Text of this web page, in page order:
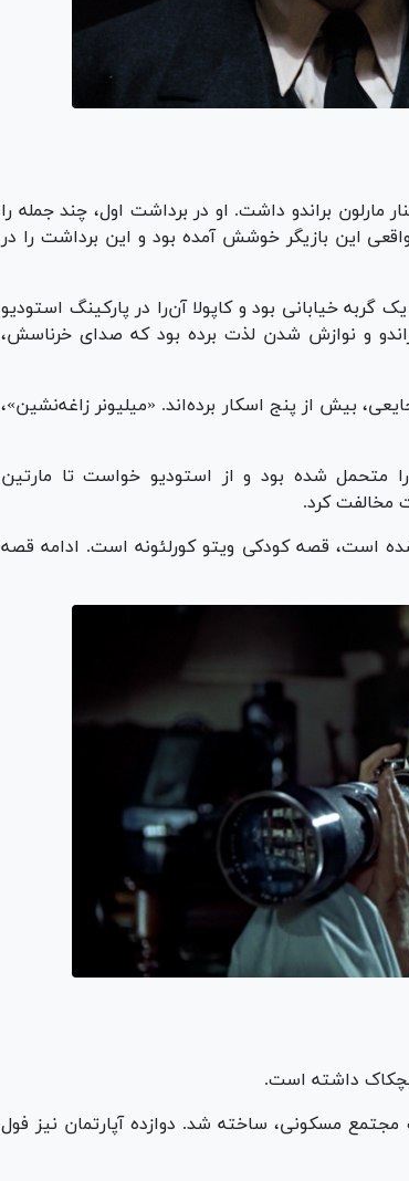
مارلون براندو داشت. او در برداشت اول، چند جمله را
این بازیگر خوشش آمده بود و این برداشت را در
خیابانی بود و کاپولا آن‌را در پارکینگ استودیو
و نوازش شدن لذت برده بود که صدای خرناسش،
بیش از پنج اسکار برده‌اند. «میلیونر زاغه‌نشین»،
متحمل شده بود و از استودیو خواست تا مارتین
مخالفت کرد.
است، قصه کودکی ویتو کورلئونه است. ادامه قصه
داشته است.
مسکونی، ساخته شد. دوازده آپارتمان نیز فول